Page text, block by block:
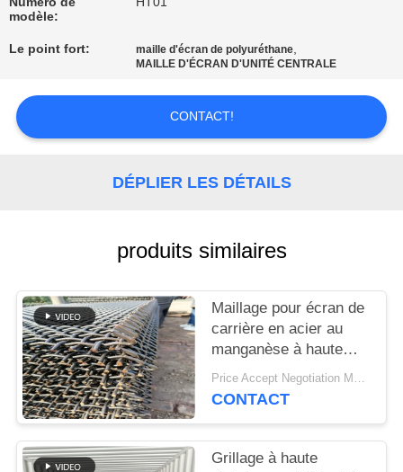
NOUS
NOUVELLES
DEMANDEZ
SITEMAP
PRIVACY
POLICY
modèle:
Le point fort: maille d'écran de polyuréthane,
MAILLE D'ÉCRAN D'UNITÉ CENTRALE
CONTACT!
DÉPLIER LES DÉTAILS
produits similaires
Maillage pour écran de
carrière en acier au
manganèse à haute
résistance pour la
séparation du sable et
Price Accept Negotiation MOQ:10 pièces
CONTACT
Grillage à haute